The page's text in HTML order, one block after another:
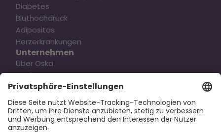
Diabetes
Bluthochdruck
Adipositas
Herzerkrankungen
Unternehmen
Über Oska
Karriere
Kontakt
Pressemitteilung
Rechtliches
Datenschutz